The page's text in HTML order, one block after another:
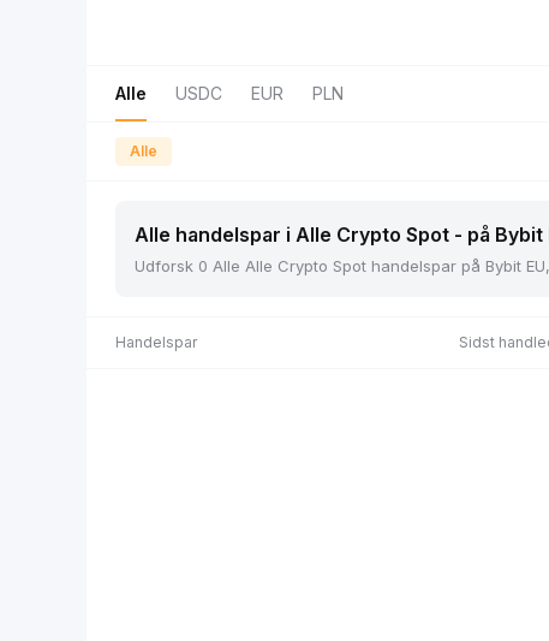
Alle USDC EUR PLN
Alle
Alle handelspar i Alle Crypto Spot - på Bybit
Udforsk 0 Alle Alle Crypto Spot handelspar på Bybit
Handelspar Sidst